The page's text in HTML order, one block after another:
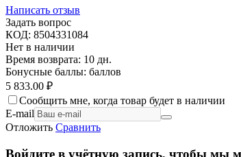
Написать отзыв
Задать вопрос
КОД: 8504331084
Нет в наличии
Время возврата: 10 дн.
Бонусные баллы: баллов
5 833.00 ₽
Сообщить мне, когда товар будет в наличии
E-mail
Отложить Сравнить
Войдите в учётную запись, чтобы мы